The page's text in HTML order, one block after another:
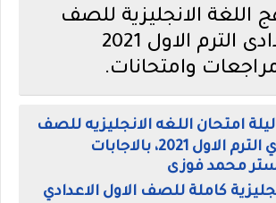
اللغة الانجليزية للصف
الاول الاعدادى الترم الاول 2021
وامتحانات.
امتحان اللغه الانجليزيه للصف
الاول الاعدادي الترم الاول 2021، بالاجابات
محمد فوزى
كاملة للصف الاول الاعدادي